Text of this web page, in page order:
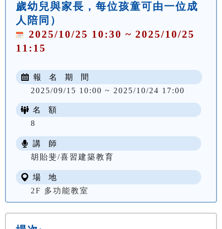
歲幼兒與家長，每位孩童可由一位成
人陪同）
2025/10/25 10:30 ~ 2025/10/25
11:15
報 名 期 間
2025/09/15 10:00 ~ 2025/10/24 17:00
名 額
8
講 師
胡貽斐/喜習建築教育
場 地
2F 多功能教室